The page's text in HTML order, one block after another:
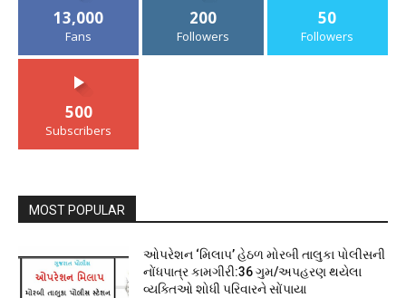
13,000
Fans
200
Followers
50
Followers
500
Subscribers
MOST POPULAR
ઓપરેશન ‘મિલાપ’ હેઠળ મોરબી તાલુકા પોલીસની
નોંધપાત્ર કામગીરી:36 ગુમ/અપહરણ થયેલા
વ્યક્તિઓ શોધી પરિવારને સોંપાયા